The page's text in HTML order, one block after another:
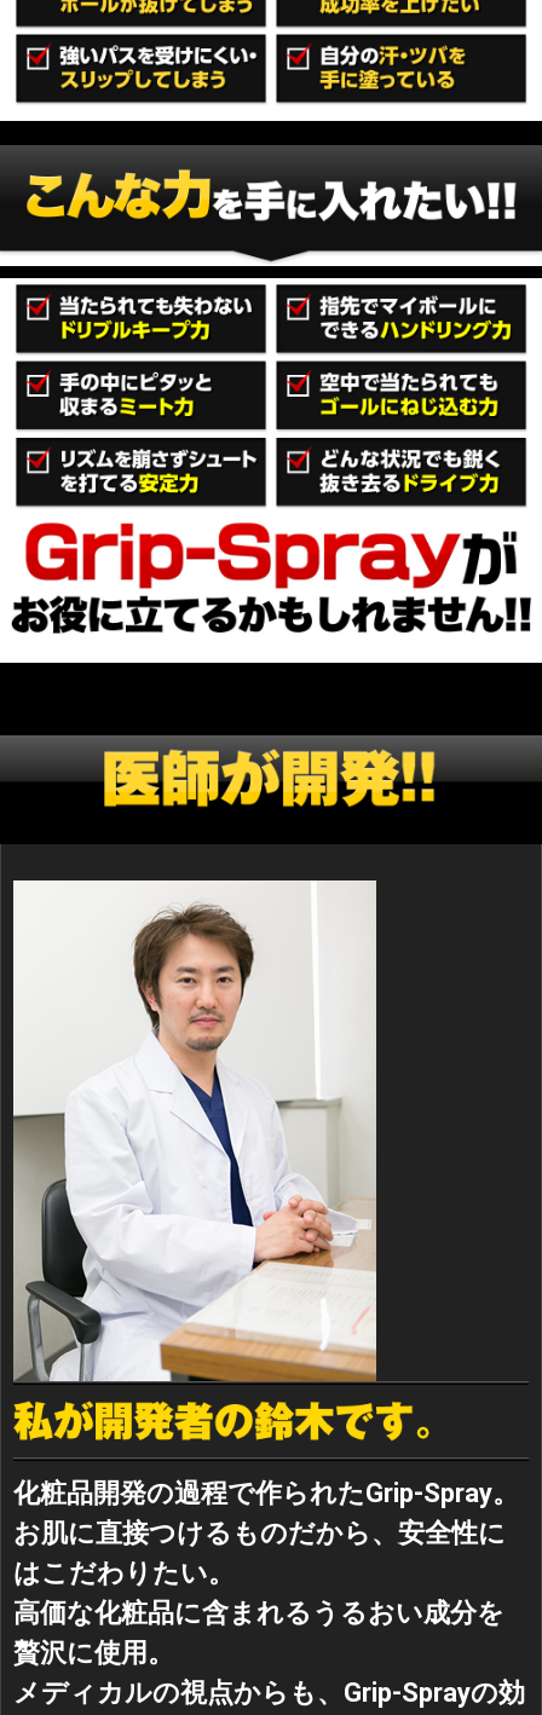
化粧品開発の過程で作られたGrip-Spray。
お肌に直接つけるものだから、安全性に
はこだわりたい。
高価な化粧品に含まれるうるおい成分を
贅沢に使用。
メディカルの視点からも、Grip-Sprayの効